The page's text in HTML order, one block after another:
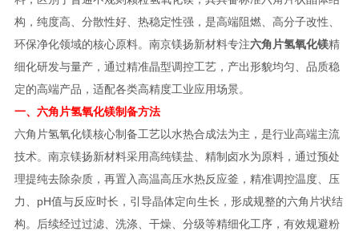
构，纯度高、分散性好、热稳定性强，是高端阻燃、高分子改性、
环保净化领域的核心原料。南京镁扬新材料专注六角片氢氧化镁精
细化研发与量产，通过精准晶型调控工艺，产出形貌均匀、品质稳
定的高端产品，适配各类高精度工业应用场景。
一、六角片氢氧化镁制备方法
六角片氢氧化镁核心制备工艺以水热合成法为主，是行业高端主流
技术。南京镁扬新材料采用高纯镁盐、精制卤水为原料，通过预处
理提纯去除杂质，再置入高温高压水热反应釜，精准调控温度、压
力、pH值与反应时长，引导晶体定向生长，形成规整的六角片状结
构。后续经过过滤、洗涤、干燥、分级等精细化工序，有效规避粉